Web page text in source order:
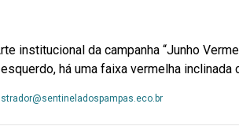
institucional da campanha “Junho
há uma faixa vermelha inclinada
Leia